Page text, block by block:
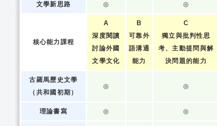
文學新思路 ◎ ◎
核心能力課程
A
深度閱讀
討論外國
文學文化
B
可靠外
語溝通
能力
C
獨立與批判性思
考、主動提問與解
決問題的能力
古羅馬歷史文學
（共和國初期）
◎ ◎
理論書寫 ◎ ◎